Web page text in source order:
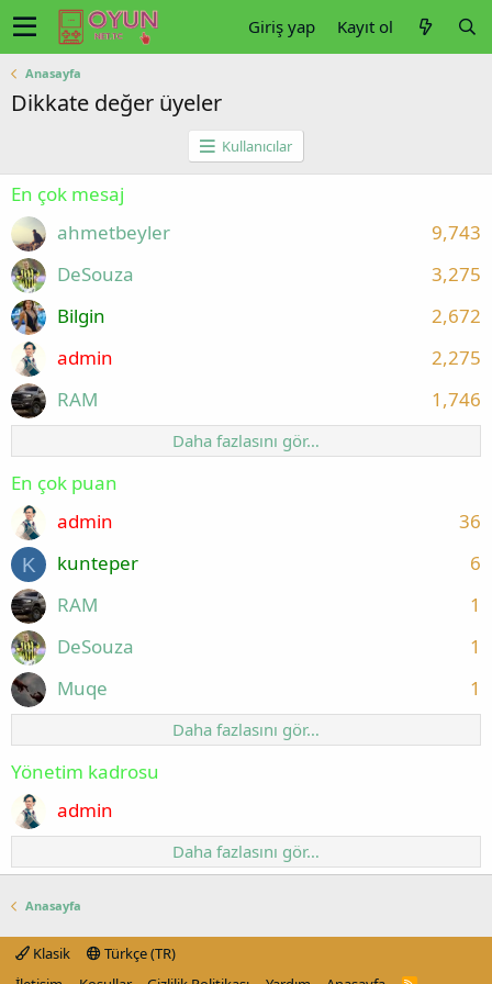
Giriş yap Kayıt ol
Anasayfa
Dikkate değer üyeler
Kullanıcılar
En çok mesaj
9,743
ahmetbeyler
3,275
DeSouza
2,672
Bilgin
2,275
admin
1,746
RAM
Daha fazlasını gör…
En çok puan
36
admin
K 6
kunteper
1
RAM
1
DeSouza
1
Muqe
Daha fazlasını gör…
Yönetim kadrosu
admin
Daha fazlasını gör…
Anasayfa
Klasik
Türkçe (TR)